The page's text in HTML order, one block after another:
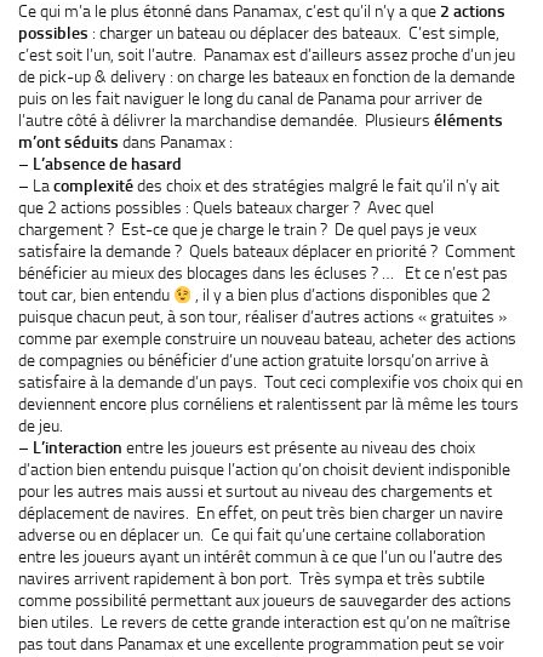
Ce qui m’a le plus étonné dans Panamax, c’est qu’il n’y a que 2 actions
possibles : charger un bateau ou déplacer des bateaux. C’est simple,
c’est soit l’un, soit l’autre. Panamax est d’ailleurs assez proche d’un jeu
de pick-up & delivery : on charge les bateaux en fonction de la demande
puis on les fait naviguer le long du canal de Panama pour arriver de
l’autre côté à délivrer la marchandise demandée. Plusieurs éléments
m’ont séduits dans Panamax :
– L’absence de hasard
– Lacomplexitédes choix et des stratégies malgré le fait qu’il n’y ait
que 2 actions possibles : Quels bateaux charger ? Avec quel
chargement ? Est-ce que je charge le train ? De quel pays je veux
satisfaire la demande ? Quels bateaux déplacer en priorité ? Comment
bénéficier au mieux des blocages dans les écluses ? … Et ce n’est pas
tout car, bien entendu
, il y a bien plus d’actions disponibles que 2
puisque chacun peut, à son tour, réaliser d’autres actions « gratuites »
comme par exemple construire un nouveau bateau, acheter des actions
de compagnies ou bénéficier d’une action gratuite lorsqu’on arrive à
satisfaire à la demande d’un pays. Tout ceci complexifie vos choix qui en
deviennent encore plus cornéliens et ralentissent par là même les tours
de jeu.
– L’interaction entre les joueurs est présente au niveau des choix
d’action bien entendu puisque l’action qu’on choisit devient indisponible
pour les autres mais aussi et surtout au niveau des chargements et
déplacement de navires. En effet, on peut très bien charger un navire
adverse ou en déplacer un. Ce qui fait qu’une certaine collaboration
entre les joueurs ayant un intérêt commun à ce que l’un ou l’autre des
navires arrivent rapidement à bon port. Très sympa et très subtile
comme possibilité permettant aux joueurs de sauvegarder des actions
bien utiles. Le revers de cette grande interaction est qu’on ne maîtrise
pas tout dans Panamax et une excellente programmation peut se voir